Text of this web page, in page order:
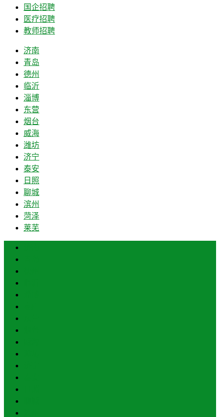
国企招聘
医疗招聘
教师招聘
济南
青岛
德州
临沂
淄博
东营
烟台
威海
潍坊
济宁
泰安
日照
聊城
滨州
菏泽
莱芜